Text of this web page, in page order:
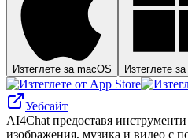
Изтеглете за macOS Изтеглете
Уебсайт
AI4Chat предоставя инструменти
изображения, музика и видео с